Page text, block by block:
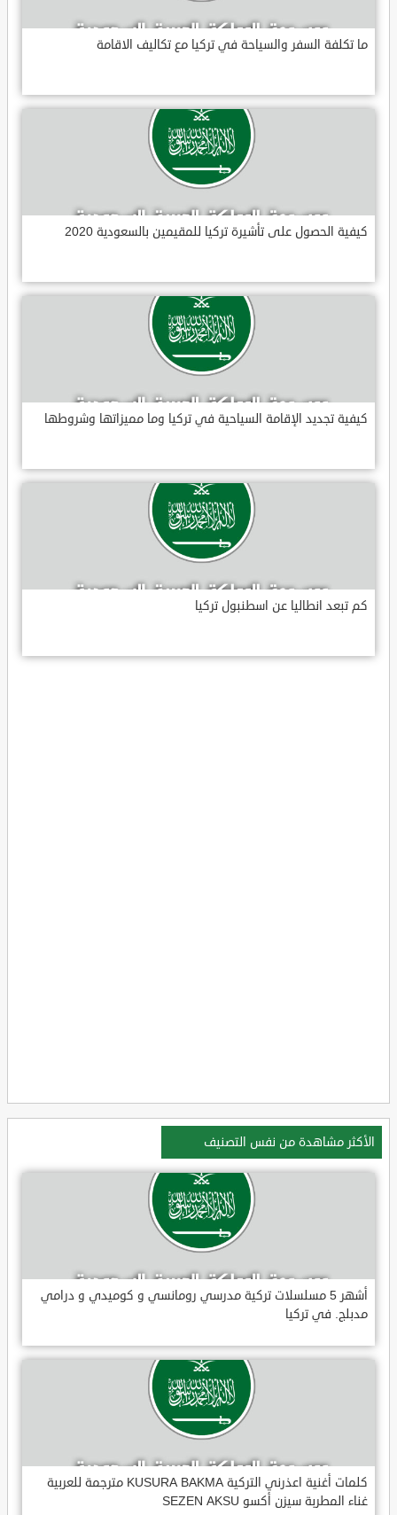
ما تكلفة السفر والسياحة في تركيا مع تكاليف الاقامة
كيفية الحصول على تأشيرة تركيا للمقيمين بالسعودية 2020
كيفية تجديد الإقامة السياحية في تركيا وما مميزاتها وشروطها
كم تبعد انطاليا عن اسطنبول تركيا
الأكثر مشاهدة من نفس التصنيف
أشهر 5 مسلسلات تركية مدرسي رومانسي و كوميدي و درامي
مدبلج. في تركيا
كلمات أغنية اعذرني التركية KUSURA BAKMA مترجمة للعربية
غناء المطربة سيزن أكسو SEZEN AKSU